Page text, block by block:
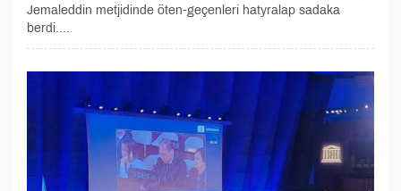
Jemaleddin metjidinde öten-geçenleri hatyralap sadaka
berdi....